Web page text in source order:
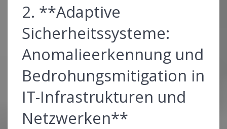
2. **Adaptive
Sicherheitssysteme:
Anomalieerkennung und
Bedrohungsmitigation in
IT-Infrastrukturen und
Netzwerken**